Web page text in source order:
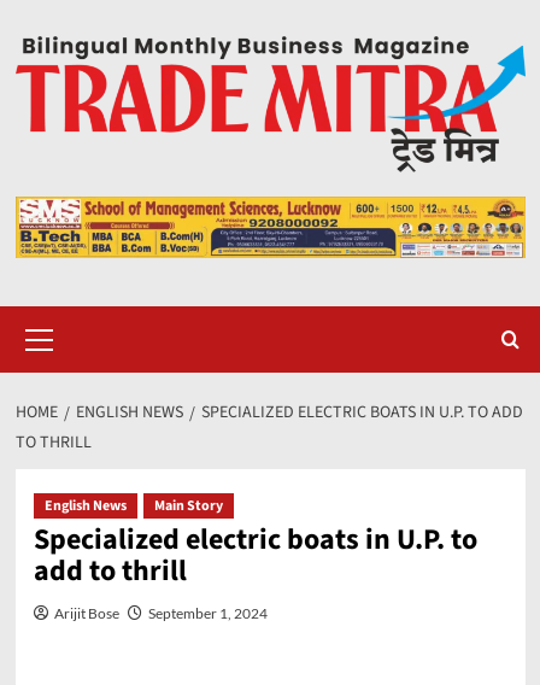
content
Menu
HOME ENGLISH NEWS
SPECIALIZED ELECTRIC BOATS IN U.P. TO ADD
TO THRILL
English News Main Story
Specialized electric boats in U.P. to
add to thrill
Arijit Bose September 1, 2024